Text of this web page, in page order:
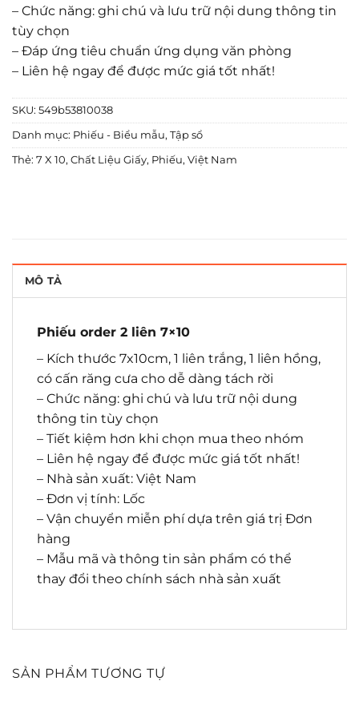
– Chức năng: ghi chú và lưu trữ nội dung thông tin
tùy chọn
– Đáp ứng tiêu chuẩn ứng dụng văn phòng
– Liên hệ ngay để được mức giá tốt nhất!
SKU: 549b53810038
Danh mục: Phiếu - Biểu mẫu, Tập sổ
Thẻ: 7 X 10, Chất Liệu Giấy, Phiếu, Việt Nam
MÔ TẢ
Phiếu order 2 liên 7×10
– Kích thước 7x10cm, 1 liên trắng, 1 liên hồng,
có cấn răng cưa cho dễ dàng tách rời
– Chức năng: ghi chú và lưu trữ nội dung
thông tin tùy chọn
– Tiết kiệm hơn khi chọn mua theo nhóm
– Liên hệ ngay để được mức giá tốt nhất!
– Nhà sản xuất: Việt Nam
– Đơn vị tính: Lốc
– Vận chuyển miễn phí dựa trên giá trị Đơn
hàng
– Mẫu mã và thông tin sản phẩm có thể
thay đổi theo chính sách nhà sản xuất
SẢN PHẨM TƯƠNG TỰ